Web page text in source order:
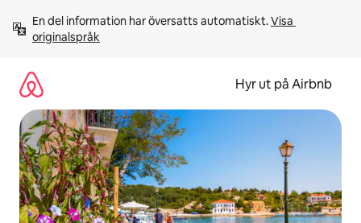
innehåll
En del information har översatts automatiskt. Visa
originalspråk
Hyr ut på Airbnb